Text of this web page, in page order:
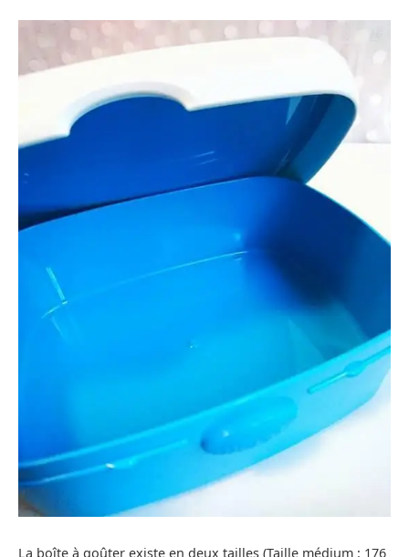
La boîte à goûter existe en deux tailles (Taille médium : 176